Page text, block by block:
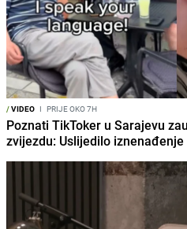
/VIDEO I PRIJE OKO 7H
Poznati TikToker u Sarajevu
zvijezdu: Uslijedilo iznenađenje